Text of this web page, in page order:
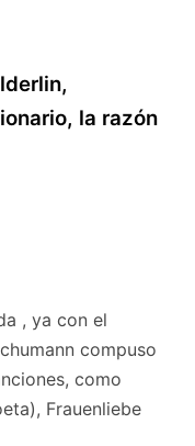
la razón
, ya con el
compuso
como
Frauenliebe